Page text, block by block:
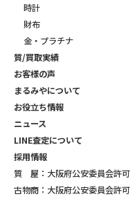
時計
財布
金・プラチナ
質/買取実績
お客様の声
まるみやについて
お役立ち情報
ニュース
LINE査定について
採用情報
質 屋：大阪府公安委員会許可
古物商：大阪府公安委員会許